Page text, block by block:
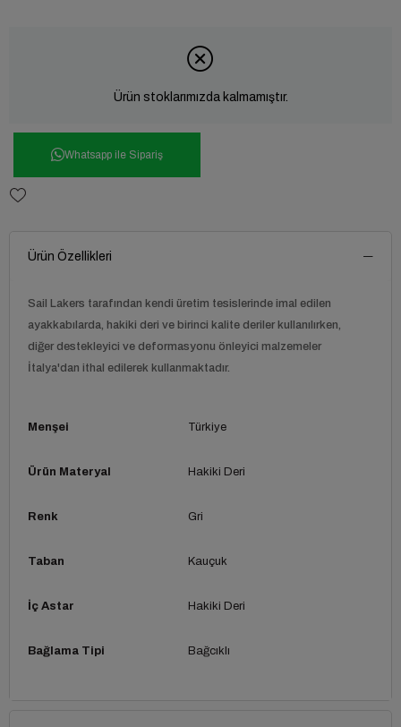
Ürün stoklarımızda kalmamıştır.
Whatsapp ile Sipariş
Ürün Özellikleri
Sail Lakers tarafından kendi üretim tesislerinde imal edilen
ayakkabılarda, hakiki deri ve birinci kalite deriler kullanılırken,
diğer destekleyici ve deformasyonu önleyici malzemeler
İtalya'dan ithal edilerek kullanmaktadır.
Menşei Türkiye
Ürün Materyal Hakiki Deri
Renk Gri
Taban Kauçuk
İç Astar Hakiki Deri
Bağlama Tipi Bağcıklı